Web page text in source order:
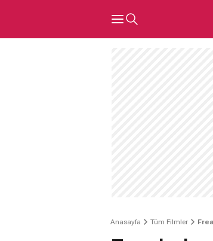
Anasayfa Tüm Filmler